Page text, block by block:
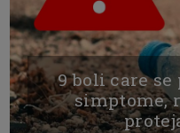
9 boli care se
simptome,